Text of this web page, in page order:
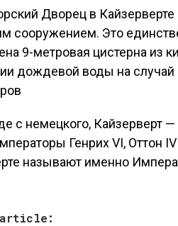
Дворец в
сооружением. Это
9-метровая цистерна из
дождевой воды на
с немецкого, Кайзерверт
Генрих VI, Оттон
называют именно